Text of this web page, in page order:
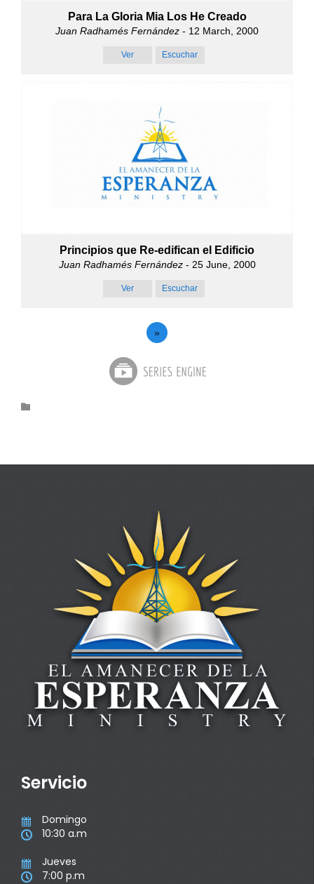
Para La Gloria Mia Los He Creado
Juan Radhamés Fernández - 12 March, 2000
Ver Escuchar
Principios que Re-edifican el Edificio
Juan Radhamés Fernández- 25 June, 2000
Ver Escuchar
»

Servicio
 Domingo
 10:30 a.m
 Jueves
 7:00 p.m